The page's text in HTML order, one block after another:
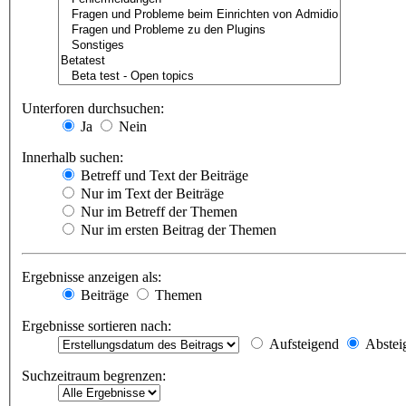
Unterforen durchsuchen:
Ja
Nein
Innerhalb suchen:
Betreff und Text der Beiträge
Nur im Text der Beiträge
Nur im Betreff der Themen
Nur im ersten Beitrag der Themen
Ergebnisse anzeigen als:
Beiträge
Themen
Ergebnisse sortieren nach:
Aufsteigend
Suchzeitraum begrenzen: